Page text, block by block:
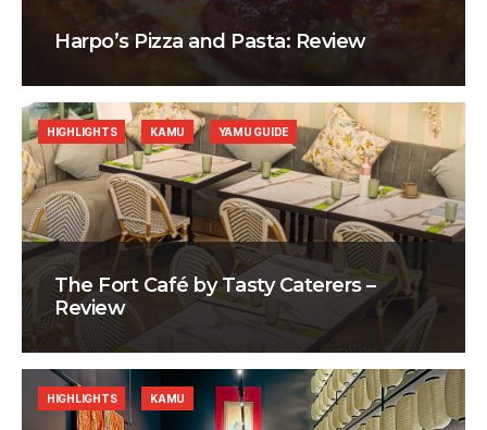
Harpo’s Pizza and Pasta: Review
The Fort Café by Tasty Caterers –
Review
HIGHLIGHTS KAMU YAMU GUIDE
HIGHLIGHTS KAMU